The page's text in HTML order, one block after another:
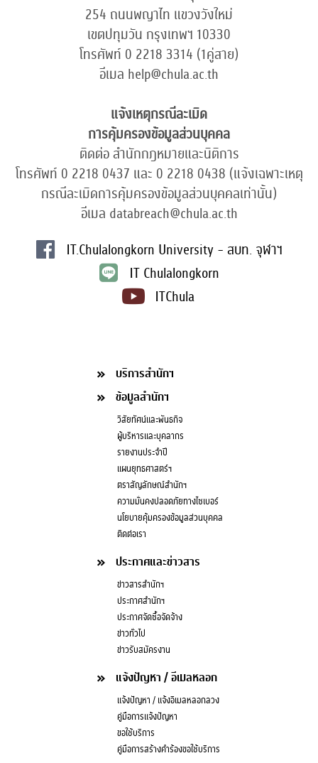
254 ถนนพญาไท แขวงวังใหม่
เขตปทุมวัน กรุงเทพฯ 10330
โทรศัพท์ 0 2218 3314 (1คู่สาย)
อีเมล help@chula.ac.th
แจ้งเหตุกรณีละเมิด
การคุ้มครองข้อมูลส่วนบุคคล
ติดต่อ สำนักกฎหมายและนิติการ
โทรศัพท์ 0 2218 0437 และ 0 2218 0438 (แจ้งเฉพาะเหตุ
กรณีละเมิดการคุ้มครองข้อมูลส่วนบุคคลเท่านั้น)
อีเมล databreach@chula.ac.th
IT.Chulalongkorn University - สบท. จุฬาฯ
IT Chulalongkorn
ITChula
บริการสำนักฯ
ข้อมูลสำนักฯ
วิสัยทัศน์และพันธกิจ
ผู้บริหารและบุคลากร
รายงานประจำปี
แผนยุทธศาสตร์ฯ
ตราสัญลักษณ์สำนักฯ
ความมั่นคงปลอดภัยทางไซเบอร์
นโยบายคุ้มครองข้อมูลส่วนบุคคล
ติดต่อเรา
ประกาศและข่าวสาร
ข่าวสารสำนักฯ
ประกาศสำนักฯ
ประกาศจัดซื้อจัดจ้าง
ข่าวทั่วไป
ข่าวรับสมัครงาน
แจ้งปัญหา / อีเมลหลอก
แจ้งปัญหา / แจ้งอีเมลหลอกลวง
คู่มือการแจ้งปัญหา
ขอใช้บริการ
คู่มือการสร้างคำร้องขอใช้บริการ